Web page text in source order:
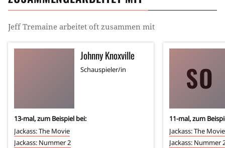
Jeff Tremaine arbeitet oft zusammen mit
Johnny Knoxville
Schauspieler/in
13-mal, zum Beispiel bei:
Jackass: The Movie
Jackass: Nummer 2
SO
11-mal, zum
Jackass: The Movie
Jackass: Nummer